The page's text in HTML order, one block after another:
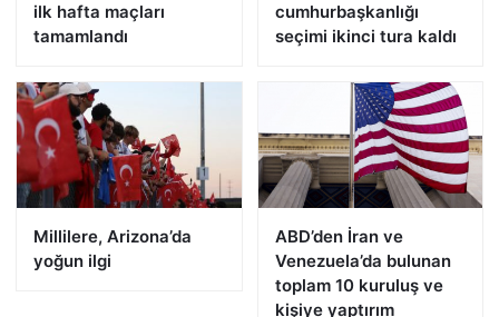
ilk hafta maçları
tamamlandı
cumhurbaşkanlığı
seçimi ikinci tura kaldı
Millilere, Arizona’da
yoğun ilgi
ABD’den İran ve
Venezuela’da bulunan
toplam 10 kuruluş ve
kişiye yaptırım